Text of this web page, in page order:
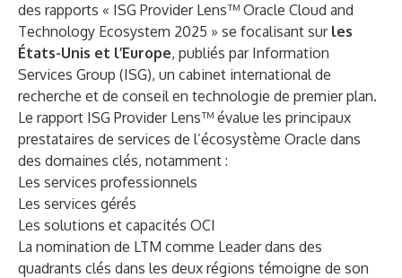
des rapports « ISG Provider Lens™ Oracle Cloud and
Technology Ecosystem 2025 » se focalisant sur les
États-Unis et l’Europe, publiés par Information
Services Group (ISG), un cabinet international de
recherche et de conseil en technologie de premier plan.
Le rapport ISG Provider Lens™ évalue les principaux
prestataires de services de l’écosystème Oracle dans
des domaines clés, notamment :
Les services professionnels
Les services gérés
Les solutions et capacités OCI
La nomination de LTM comme Leader dans des
quadrants clés dans les deux régions témoigne de son